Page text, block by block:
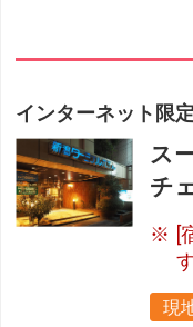
インターネット限定
ス
チ
[
現